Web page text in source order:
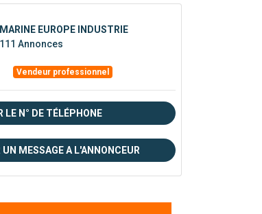
MARINE EUROPE INDUSTRIE
111 Annonces
Vendeur professionnel
LE N° DE TÉLÉPHONE
UN MESSAGE A L'ANNONCEUR